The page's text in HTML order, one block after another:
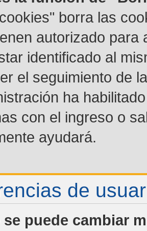
borra las
autorizado
identificado al
el seguimiento de
ha
con el ingreso o
ayudará.
de
se puede cambiar